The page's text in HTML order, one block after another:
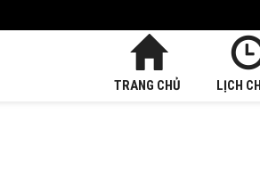
TRANG CHỦ LỊCH